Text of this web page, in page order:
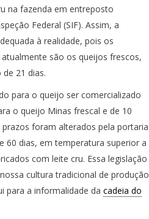
na fazenda em entreposto
Federal (SIF). Assim, a
à realidade, pois os
são os queijos frescos,
21 dias.
para o queijo ser comercializado
o queijo Minas frescal e de 10
foram alterados pela portaria
60 dias, em temperatura superior a
com leite cru. Essa legislação
cultura tradicional de produção
para a informalidade da cadeia do